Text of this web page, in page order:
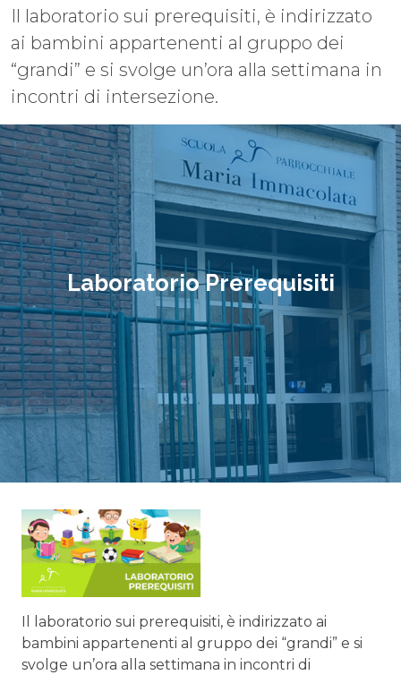
Il laboratorio sui prerequisiti, è indirizzato
ai bambini appartenenti al gruppo dei
“grandi” e si svolge un’ora alla settimana in
incontri di intersezione.
Laboratorio Prerequisiti
Il laboratorio sui prerequisiti, è indirizzato ai
bambini appartenenti al gruppo dei “grandi” e si
svolge un’ora alla settimana in incontri di